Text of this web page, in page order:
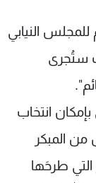
النيابي
ستُجرى
انتخاب
يزال من المبكر
طرحَها